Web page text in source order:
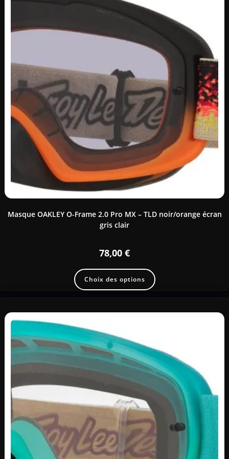
Masque OAKLEY O-Frame 2.0 Pro MX – TLD noir/orange écran
gris clair
78,00 €
Choix des options